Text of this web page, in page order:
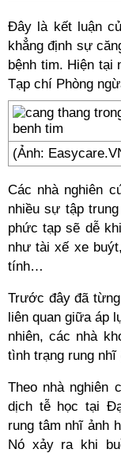
Đây là kết luận
khẳng định sự
bệnh tim. Hiện tại
Tạp chí Phòng
(Ảnh:
Các nhà nghiên
nhiều sự tập
phức tạp sẽ dễ
như tài xế xe
tính…
Trước đây đã
liên quan giữa áp
nhiên, các nhà
tình trạng rung nhĩ
Theo nhà nghiên
dịch tễ học tại
rung tâm nhĩ ảnh
Nó xảy ra khi